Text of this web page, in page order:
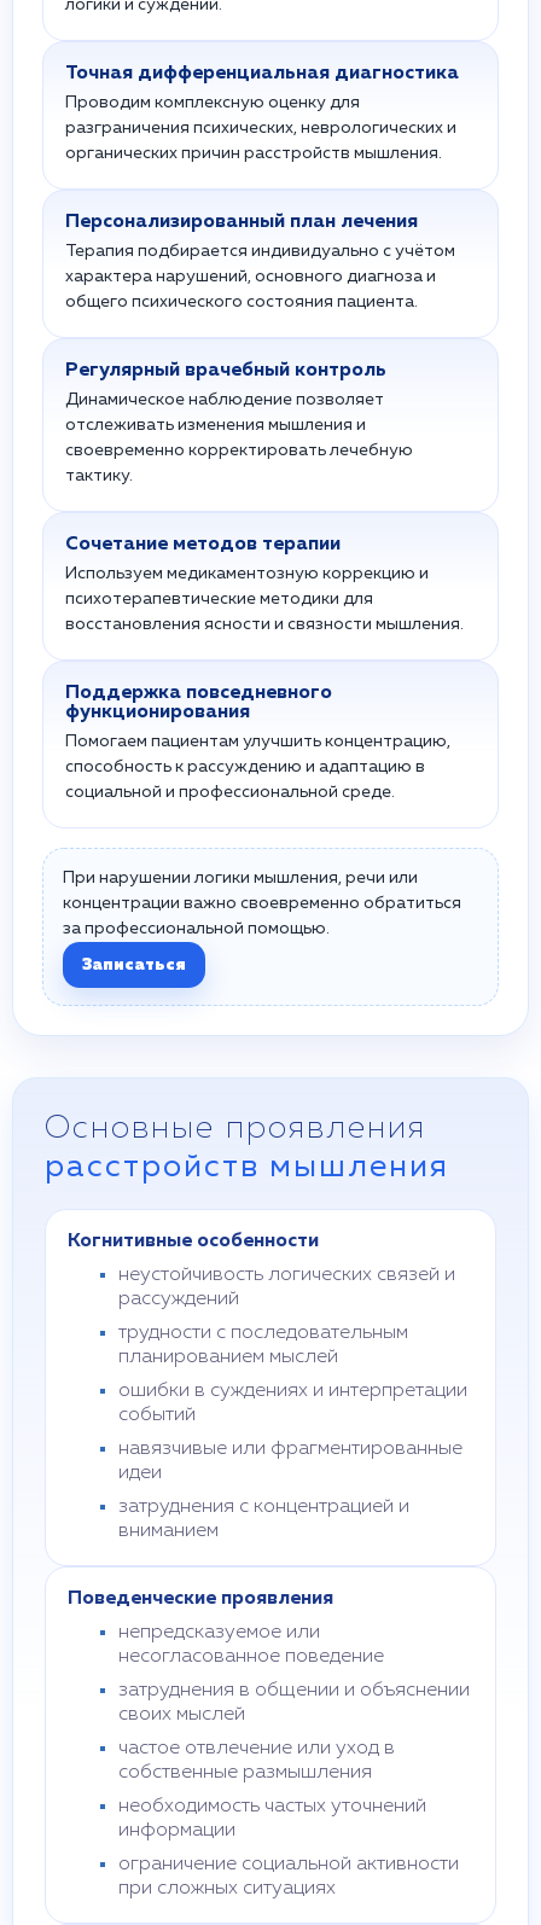
логики и суждений.
Точная дифференциальная диагностика
Проводим комплексную оценку для
разграничения психических, неврологических и
органических причин расстройств мышления.
Персонализированный план лечения
Терапия подбирается индивидуально с учётом
характера нарушений, основного диагноза и
общего психического состояния пациента.
Регулярный врачебный контроль
Динамическое наблюдение позволяет
отслеживать изменения мышления и
своевременно корректировать лечебную
тактику.
Сочетание методов терапии
Используем медикаментозную коррекцию и
психотерапевтические методики для
восстановления ясности и связности мышления.
Поддержка повседневного
функционирования
Помогаем пациентам улучшить концентрацию,
способность к рассуждению и адаптацию в
социальной и профессиональной среде.
При нарушении логики мышления, речи или
концентрации важно своевременно обратиться
за профессиональной помощью.
Записаться
Основные проявления
расстройств мышления
Когнитивные особенности
неустойчивость логических связей и
рассуждений
трудности с последовательным
планированием мыслей
ошибки в суждениях и интерпретации
событий
навязчивые или фрагментированные
идеи
затруднения с концентрацией и
вниманием
Поведенческие проявления
непредсказуемое или
несогласованное поведение
затруднения в общении и объяснении
своих мыслей
частое отвлечение или уход в
собственные размышления
необходимость частых уточнений
информации
ограничение социальной активности
при сложных ситуациях